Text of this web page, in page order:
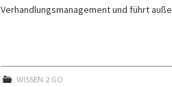
Verhandlungsmanagement und führt
WISSEN 2 GO